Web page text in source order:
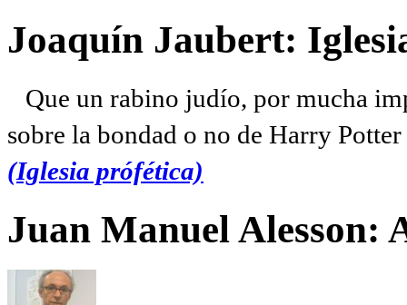
Joaquín Jaubert:
Que un rabino judío, por mucha
sobre la bondad o no de Harry
(Iglesia prófética)
Juan Manuel Alesson: